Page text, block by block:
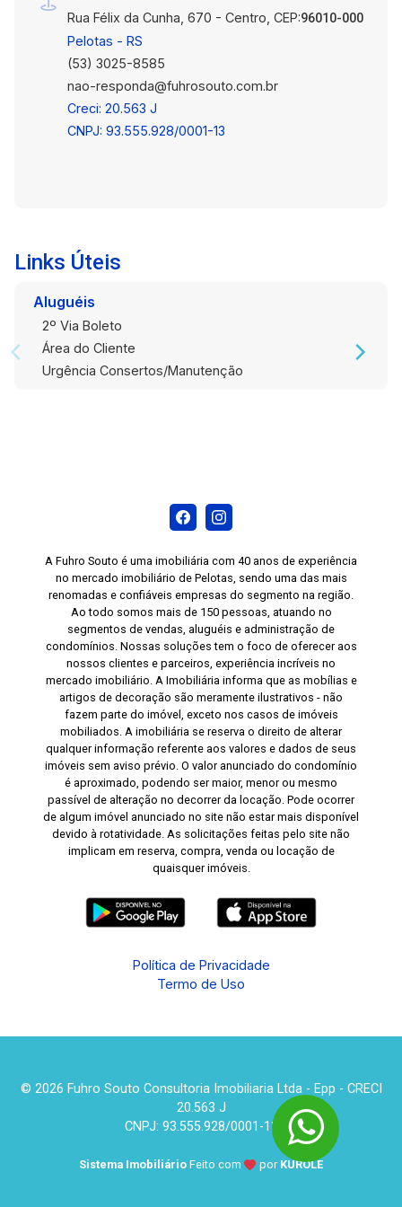
oportunidade para quem busca um lar completo,
com muito espaço, conforto e uma localização
privilegiada na Zona Norte.
Rua Félix da Cunha, 670 - Centro, CEP:96010-000
Pelotas - RS
(53) 3025-8585
nao-responda@fuhrosouto.com.br
Creci: 20.563 J
CNPJ: 93.555.928/0001-13
Links Úteis
Aluguéis
2º Via Boleto
Área do Cliente
Urgência Consertos/Manutenção
A Fuhro Souto é uma imobiliária com 40 anos de experiência
no mercado imobiliário de Pelotas, sendo uma das mais
renomadas e confiáveis empresas do segmento na região.
Ao todo somos mais de 150 pessoas, atuando no
segmentos de vendas, aluguéis e administração de
condomínios. Nossas soluções tem o foco de oferecer aos
nossos clientes e parceiros, experiência incríveis no
mercado imobiliário. A Imobiliária informa que as mobílias e
artigos de decoração são meramente ilustrativos - não
fazem parte do imóvel, exceto nos casos de imóveis
mobiliados. A imobiliária se reserva o direito de alterar
qualquer informação referente aos valores e dados de seus
imóveis sem aviso prévio. O valor anunciado do condomínio
é aproximado, podendo ser maior, menor ou mesmo
passível de alteração no decorrer da locação. Pode ocorrer
de algum imóvel anunciado no site não estar mais disponível
devido à rotatividade. As solicitações feitas pelo site não
implicam em reserva, compra, venda ou locação de
quaisquer imóveis.
Política de Privacidade
Termo de Uso
© 2026 Fuhro Souto Consultoria Imobiliaria Ltda - Epp - CRECI
20.563 J
CNPJ: 93.555.928/0001-13
Sistema Imobiliário Feito com por KUROLE